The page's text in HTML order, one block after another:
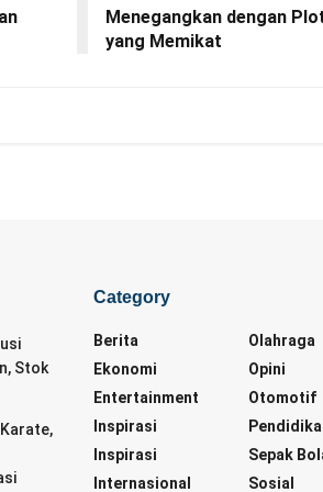
Menegangkan dengan
yang Memikat
Stok
Category
Berita
Ekonomi
Entertainment
Inspirasi
Inspirasi
Internasional
Olahraga
Opini
Otomotif
Sepak
Sosial